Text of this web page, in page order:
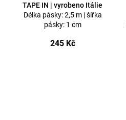
TAPE IN | vyrobeno Itálie
Délka pásky: 2,5 m | šířka
pásky: 1 cm
245 Kč